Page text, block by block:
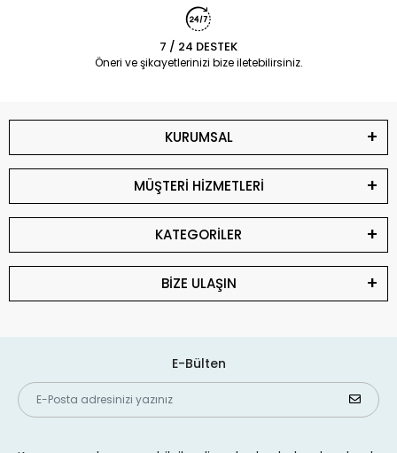
7 / 24 DESTEK
Öneri ve şikayetlerinizi bize iletebilirsiniz.
KURUMSAL
MÜŞTERİ HİZMETLERİ
KATEGORİLER
BİZE ULAŞIN
E-Bülten